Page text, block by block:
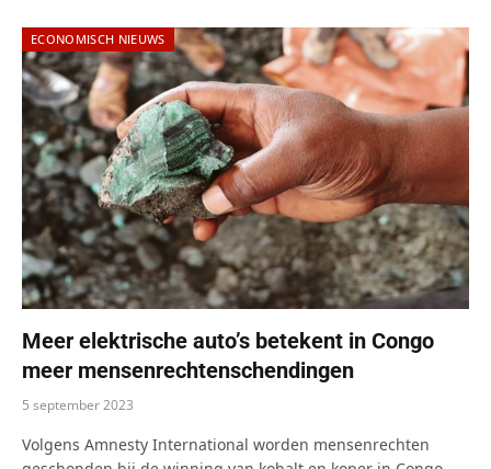
ECONOMISCH NIEUWS
Meer elektrische auto’s betekent in Congo
meer mensenrechtenschendingen
5 september 2023
Volgens Amnesty International worden mensenrechten